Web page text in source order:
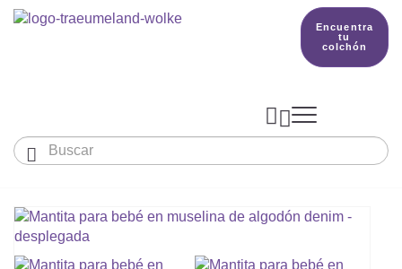
Encuentra
tu
colchón
 
COLCHONES Y ACCESORIOS
El país de nuestros sueños
Conocimientos

